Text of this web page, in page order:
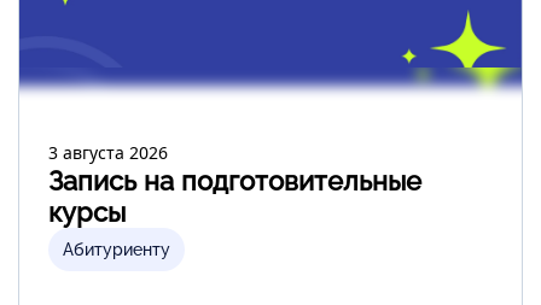
3 августа 2026
Запись на подготовительные
курсы
Абитуриенту